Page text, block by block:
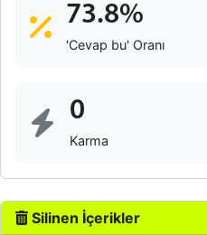
73.8%
'Cevap bu' Oranı
0
Karma
Silinen İçerikler